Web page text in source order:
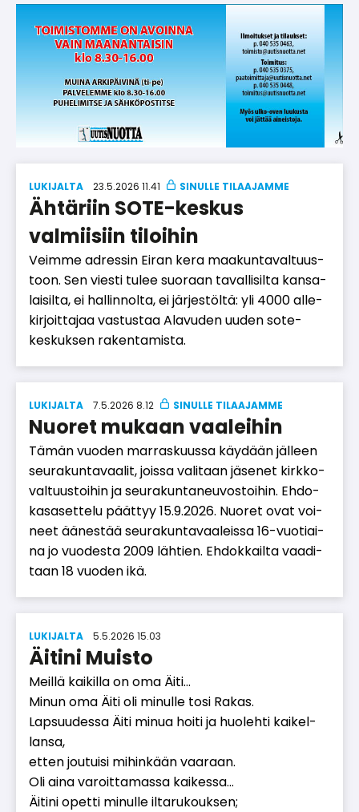
LUKIJALTA 23.5.2026 11.41
Ähtäriin SOTE-keskus
valmiisiin tiloihin
Veim­me ad­res­sin Ei­ran kera maa­kun­ta­val­tuus­
toon. Sen vies­ti tu­lee suo­raan ta­val­li­sil­ta kan­sa­
lai­sil­ta, ei hal­lin­nol­ta, ei jär­jes­töl­tä: yli 4000 al­le­
kir­joit­ta­jaa vas­tus­taa Ala­vu­den uu­den sote-
kes­kuk­sen ra­ken­ta­mis­ta.
LUKIJALTA 7.5.2026 8.12
Nuoret mukaan vaaleihin
Tä­män vuo­den mar­ras­kuus­sa käy­dään jäl­leen
seu­ra­kun­ta­vaa­lit, jois­sa va­li­taan jä­se­net kirk­ko­
val­tuus­toi­hin ja seu­ra­kun­ta­neu­vos­toi­hin. Eh­do­
ka­sa­set­te­lu päät­tyy 15.9.2026. Nuo­ret ovat voi­
neet ää­nes­tää seu­ra­kun­ta­vaa­leis­sa 16-vuo­ti­ai­
na jo vuo­des­ta 2009 läh­tien. Eh­dok­kail­ta vaa­di­
taan 18 vuo­den ikä.
LUKIJALTA 5.5.2026 15.03
Äitini Muisto
Meil­lä kai­kil­la on oma Äi­ti…
Mi­nun oma Äi­ti oli mi­nul­le tosi Ra­kas.
Lap­suu­des­sa Äi­ti mi­nua hoi­ti ja huo­leh­ti kai­kel­
lan­sa,
et­ten jou­tui­si mi­hin­kään vaa­raan.
Oli ai­na va­roit­ta­mas­sa kai­kes­sa…
Äi­ti­ni opet­ti mi­nul­le il­ta­ru­kouk­sen;